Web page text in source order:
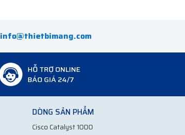
info@thietbimang.com
HỖ TRỢ ONLINE
BÁO GIÁ 24/7
DÒNG SẢN PHẨM
Cisco Catalyst 1000